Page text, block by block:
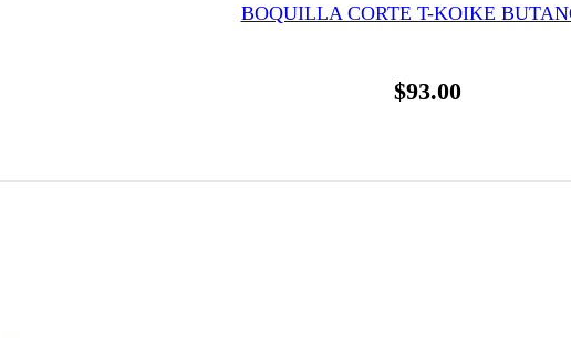
BOQUILLA CORTE T-KOIKE
$93.00